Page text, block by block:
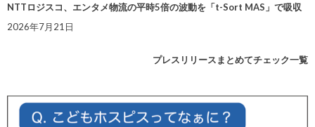
NTTロジスコ、エンタメ物流の平時5倍の波動を「t-Sort MAS」で吸収
2026年7月21日
プレスリリースまとめてチェック一覧